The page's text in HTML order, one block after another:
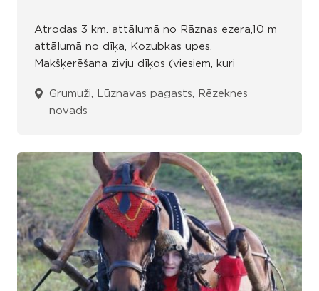
Atrodas 3 km. attālumā no Rāznas ezera,10 m
attālumā no dīķa, Kozubkas upes.
Makšķerēšana zivju dīķos (viesiem, kuri
Grumuži, Lūznavas pagasts, Rēzeknes
novads